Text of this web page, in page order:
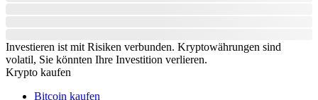
Investieren ist mit Risiken verbunden. Kryptowährungen sind
volatil, Sie könnten Ihre Investition verlieren.
Krypto kaufen
Bitcoin kaufen